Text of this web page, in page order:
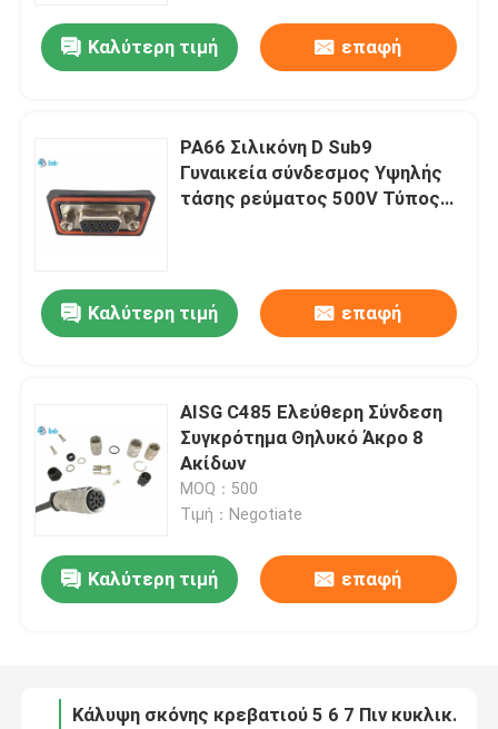
Προϊόντα
Καλύτερη τιμή επαφή
PA66 Σιλικόνη D Sub9
Γυναικεία σύνδεσμος Υψηλής
τάσης ρεύματος 500V Τύπος
Καλύτερη τιμή επαφή
AISG C485 Ελεύθερη Σύνδεση
Συγκρότημα Θηλυκό Άκρο 8
Ακίδων
MOQ：500
Τιμή：Negotiate
Καλύτερη τιμή επαφή
Άντρας και θηλυκή αγκυροβολητική κυκλική σύνδεση 2 3 καρφίτσες 10A 500V
Τετράγωνοι συνδετήρες φλέβας και κάλυψης σκόνης WS20 με 2 3 4 πιν 500V 25A